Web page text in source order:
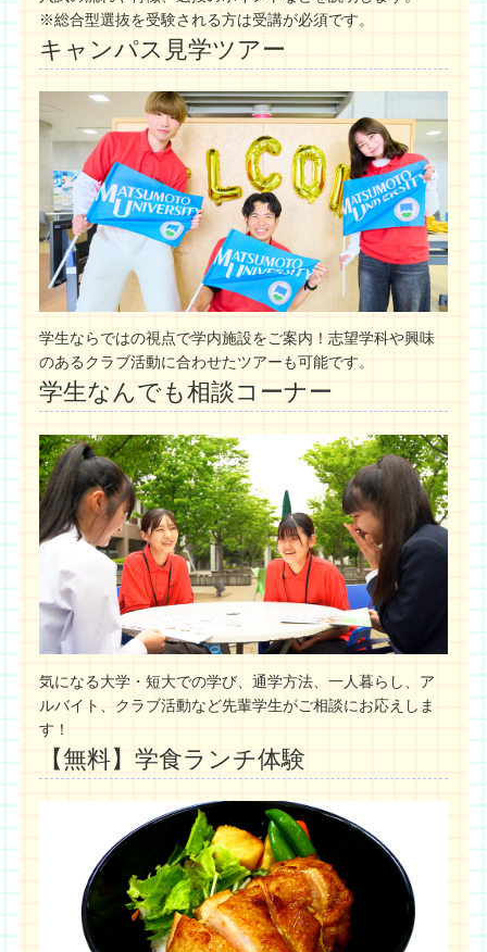
※総合型選抜を受験される方は受講が必須です。
キャンパス見学ツアー
学生ならではの視点で学内施設をご案内！志望学科や興味
のあるクラブ活動に合わせたツアーも可能です。
学生なんでも相談コーナー
気になる大学・短大での学び、通学方法、一人暮らし、ア
ルバイト、クラブ活動など先輩学生がご相談にお応えしま
す！
【無料】学食ランチ体験